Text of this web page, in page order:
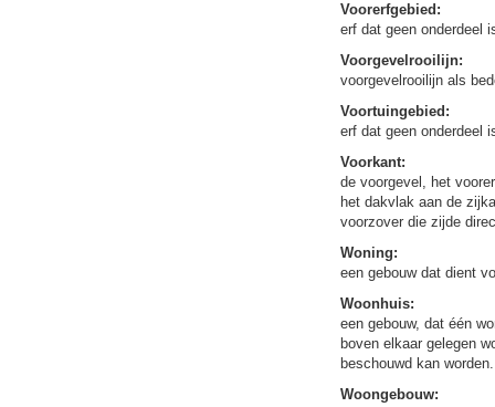
Voorerfgebied:
erf dat geen onderdeel
Voorgevelrooilijn:
voorgevelrooilijn als
Voortuingebied:
erf dat geen onderdeel
Voorkant:
de voorgevel, het
het dakvlak aan de
voorzover die zijde
Woning:
een gebouw dat dient
Woonhuis:
een gebouw, dat één
boven elkaar gelegen
beschouwd kan worden.
Woongebouw: